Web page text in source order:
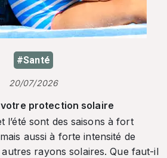
#Santé
20/07/2026
protection solaire
l’été sont des saisons à fort
aussi à forte intensité de
rayons solaires. Que faut-il